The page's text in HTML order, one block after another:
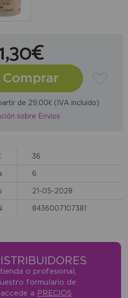
Comprar
de 29,00€ (IVA incluido)
sobre Envios
36
6
21-05-2028
8436007107381
o profesional,
formulario de
a PRECIOS